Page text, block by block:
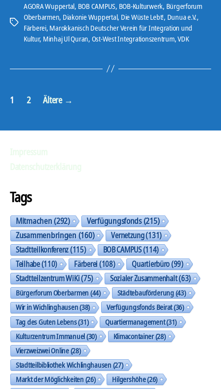
Schlagwörter
AGORA Wuppertal, BOB CAMPUS, BOB-Kulturwerk, Bürgerforum
Oberbarmen, Diakonie Wuppertal, Die Wüste Lebt!, Dunua e.V.,
Färberei, Marokkanisch Deutscher Verein für Integration und
Kultur, Minhaj Ul Quran, Ost-West Integrationszentrum,VDK
Seitennummerierung
Beiträge
1 2 Ältere →
Tags
Mitmachen(292) Verfügungsfonds(215)
Zusammenbringen(160) Vernetzung(131)
Stadtteilkonferenz(115) BOB CAMPUS(114)
Teilhabe(110) Färberei(108) Quartierbüro(99)
Stadtteilzentrum WiKi(75) Sozialer Zusammenhalt(63)
Bürgerforum Oberbarmen(44) Städtebauförderung(43)
Wir in Wichlinghausen(38) Verfügungsfonds Beirat(36)
Tag des Guten Lebens(31) Quartiermanagement(31)
Kulturzentrum Immanuel(30) Klimacontainer(28)
Vierzweizwei Online(28)
Stadtteilbibliothek Wichlinghausen(27)
Markt der Möglichkeiten(26) Hilgershöhe(26)